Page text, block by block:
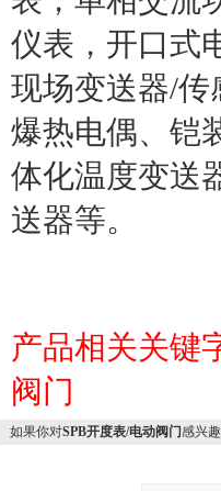
仪表，开口式
现场变送器/传
爆热电偶、铠
体化温度变送
送器等。
产品相关关键
阀门
如果你对SPB开度表/电动阀门感兴